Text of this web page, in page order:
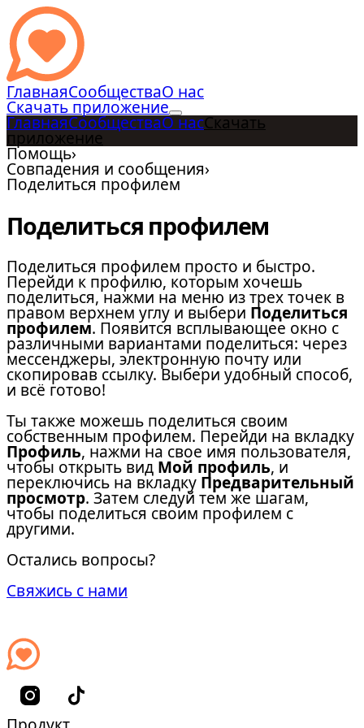
ГлавнаяСообществаО нас
Скачать приложение
ГлавнаяСообществаО насСкачать
приложение
Помощь›
Совпадения и сообщения›
Поделиться профилем
Поделиться профилем
Поделиться профилем просто и быстро.
Перейди к профилю, которым хочешь
поделиться, нажми на меню из трех точек в
правом верхнем углу и выбери Поделиться
профилем. Появится всплывающее окно с
различными вариантами поделиться: через
мессенджеры, электронную почту или
скопировав ссылку. Выбери удобный способ,
и всё готово!
Ты также можешь поделиться своим
собственным профилем. Перейди на вкладку
Профиль, нажми на свое имя пользователя,
чтобы открыть вид Мой профиль, и
переключись на вкладку Предварительный
просмотр. Затем следуй тем же шагам,
чтобы поделиться своим профилем с
другими.
Остались вопросы?
Свяжись с нами